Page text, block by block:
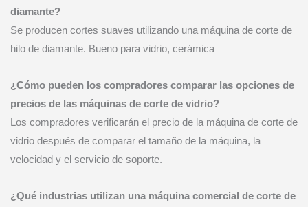
diamante?
Se producen cortes suaves utilizando una máquina de corte de
hilo de diamante. Bueno para vidrio, cerámica
¿Cómo pueden los compradores comparar las opciones de
precios de las máquinas de corte de vidrio?
Los compradores verificarán el precio de la máquina de corte de
vidrio después de comparar el tamaño de la máquina, la
velocidad y el servicio de soporte.
¿Qué industrias utilizan una máquina comercial de corte de